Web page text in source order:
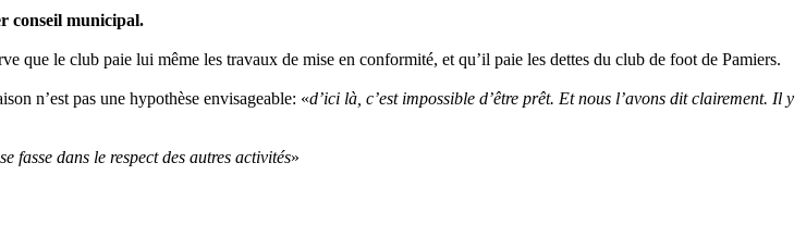
conseil municipal.
que le club paie lui même les travaux de mise en conformité, et qu’il paie les dettes du club de foot de Pamiers.
n’est pas une hypothèse envisageable: «d’ici là, c’est impossible d’être prêt. Et nous l’avons dit clairement. Il y
fasse dans le respect des autres activités»